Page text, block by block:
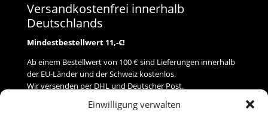
Einwilligung verwalten
Versandkostenfrei innerhalb
Deutschlands
Mindestbestellwert 11,-€!
Ab einem Bestellwert von 100 € sind Lieferungen innerhalb
der EU-Länder und der Schweiz kostenlos.
Wir versenden per DHL und Deutscher Post.